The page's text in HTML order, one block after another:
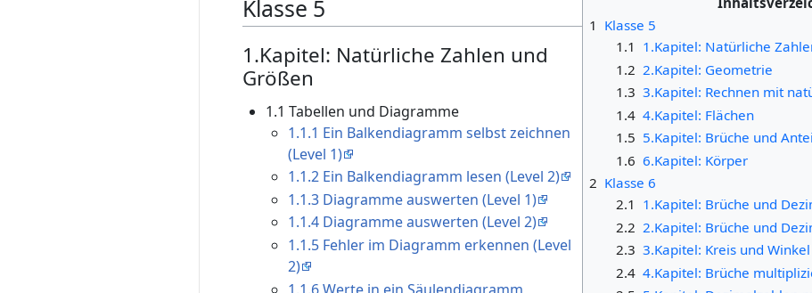
1 Klasse 5
1.1 1.Kapitel: Natürliche
1.2 2.Kapitel: Geometrie
1.3 3.Kapitel: Rechnen mit
1.4 4.Kapitel: Flächen
1.5 5.Kapitel: Brüche und
1.6 6.Kapitel: Körper
2 Klasse 6
2.1 1.Kapitel: Brüche und
2.2 2.Kapitel: Brüche und
2.3 3.Kapitel: Kreis und Winkel
2.4 4.Kapitel: Brüche
Klasse 5
1.Kapitel: Natürliche Zahlen und
Größen
1.1 Tabellen und Diagramme
1.1.1 Ein Balkendiagramm selbst zeichnen
(Level 1)
1.1.2 Ein Balkendiagramm lesen (Level 2)
1.1.3 Diagramme auswerten (Level 1)
1.1.4 Diagramme auswerten (Level 2)
1.1.5 Fehler im Diagramm erkennen (Level
2)